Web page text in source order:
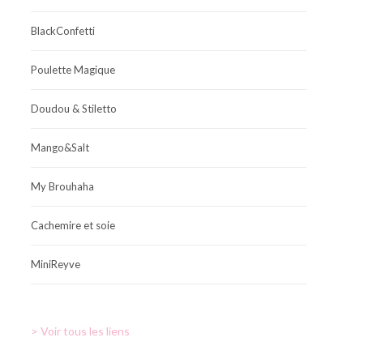
BlackConfetti
Poulette Magique
Doudou & Stiletto
Mango&Salt
My Brouhaha
Cachemire et soie
MiniReyve
> Voir tous les liens